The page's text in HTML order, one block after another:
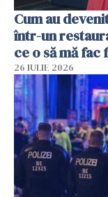
Cum au
într-un
ce o să mă fac
26 IULIE 2026